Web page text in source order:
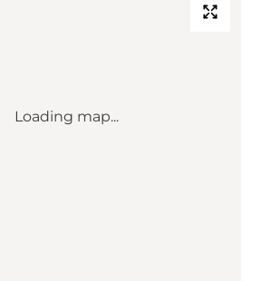
Loading map...